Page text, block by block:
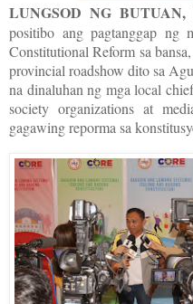
LUNGSOD NG
positibo ang pagtanggap ng
Constitutional Reform sa
provincial roadshow dito sa
na dinaluhan ng mga local
society organizations at
gagawing reporma sa